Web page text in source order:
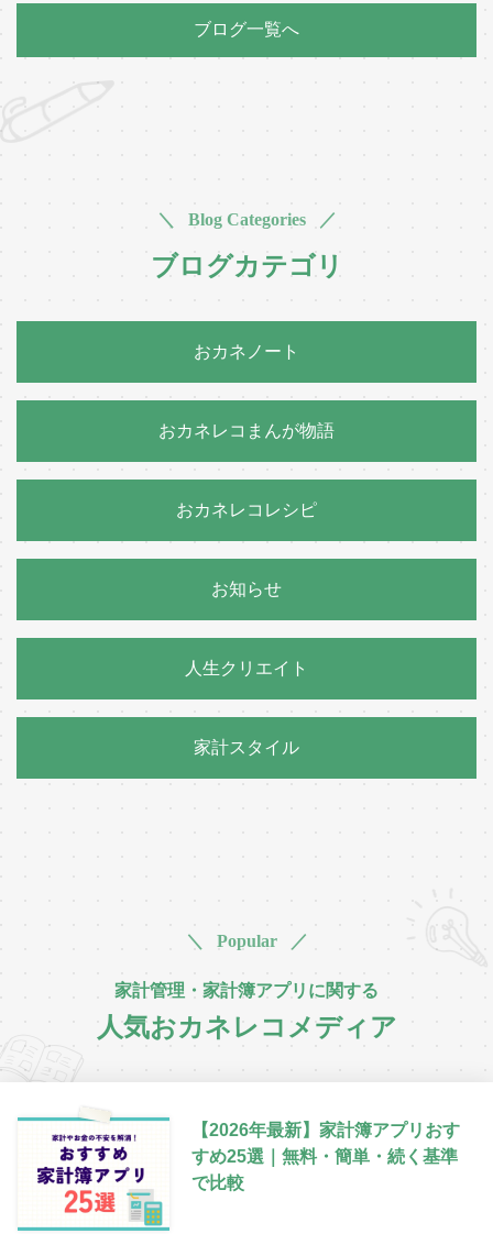
ブログ一覧へ
＼ Blog Categories ／
ブログカテゴリ
おカネノート
おカネレコまんが物語
おカネレコレシピ
お知らせ
人生クリエイト
家計スタイル
＼ Popular ／
家計管理・家計簿アプリに関する
人気おカネレコメディア
【2026年最新】家計簿アプリおす
すめ25選｜無料・簡単・続く基準
で比較